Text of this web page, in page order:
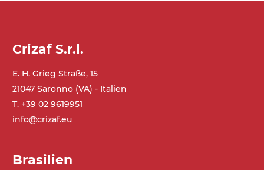
Alu-Legierung
Ständer
Stahlteleskope schwarz lackiert RAL
9005, verzinkte Metallrohrfüße,
schwenkbare Räder ohne Bremse
Förderfläche
Crizaf S.r.l.
E. H. Grieg Straße, 15
21047 Saronno (VA) - Italien
T. +39 02 9619951
info@crizaf.eu
Brasilien